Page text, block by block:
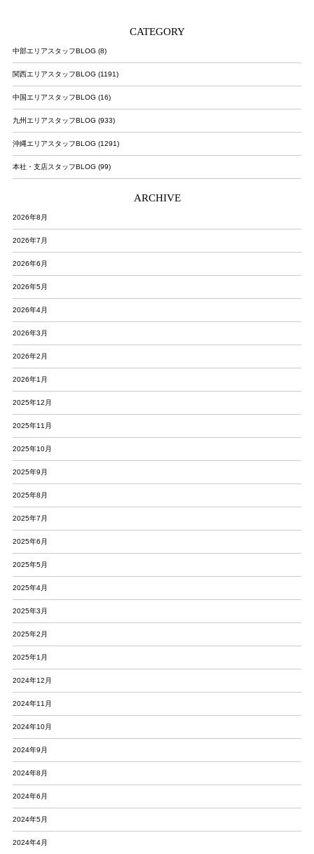
CATEGORY
中部エリアスタッフBLOG (8)
関西エリアスタッフBLOG (1191)
中国エリアスタッフBLOG (16)
九州エリアスタッフBLOG (933)
沖縄エリアスタッフBLOG (1291)
本社・支店スタッフBLOG (99)
ARCHIVE
2026年8月
2026年7月
2026年6月
2026年5月
2026年4月
2026年3月
2026年2月
2026年1月
2025年12月
2025年11月
2025年10月
2025年9月
2025年8月
2025年7月
2025年6月
2025年5月
2025年4月
2025年3月
2025年2月
2025年1月
2024年12月
2024年11月
2024年10月
2024年9月
2024年8月
2024年6月
2024年5月
2024年4月